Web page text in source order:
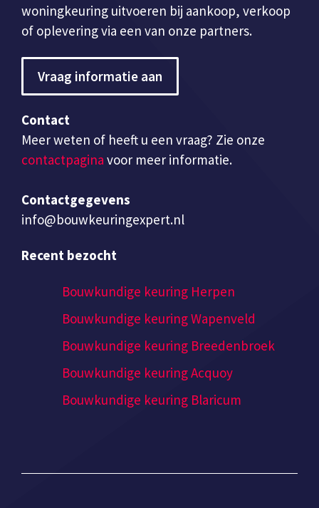
woningkeuring uitvoeren bij aankoop, verkoop
of oplevering via een van onze partners.
Vraag informatie aan
Contact
Meer weten of heeft u een vraag? Zie onze
contactpagina voor meer informatie.
Contactgegevens
info@bouwkeuringexpert.nl
Recent bezocht
Bouwkundige keuring Herpen
Bouwkundige keuring Wapenveld
Bouwkundige keuring Breedenbroek
Bouwkundige keuring Acquoy
Bouwkundige keuring Blaricum